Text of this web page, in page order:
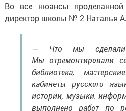
Во все нюансы
директор школы № 2 Наталья
— Что мы
Мы отремонтировали
библиотека,
кабинеты русского
истории, музыки,
выполнено работ по